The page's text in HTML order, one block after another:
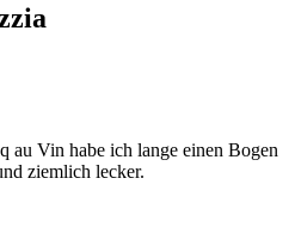
au Vin habe ich lange einen Bogen
ziemlich lecker.